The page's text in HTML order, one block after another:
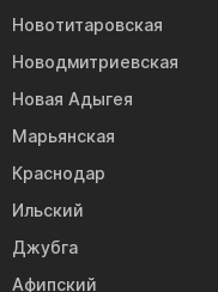
Новотитаровская
Новодмитриевская
Новая Адыгея
Марьянская
Краснодар
Ильский
Джубга
Афипский